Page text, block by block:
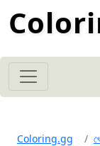
Coloring.gg